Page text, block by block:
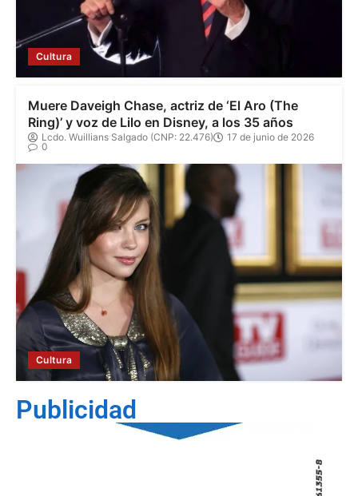
Cultura
Cultura
Muere Daveigh Chase, actriz de ‘El Aro (The
Ring)’ y voz de Lilo en Disney, a los 35 años
Lcdo. Wuillians Salgado (CNP: 22.476)
17 de junio de 2026
0
Publicidad